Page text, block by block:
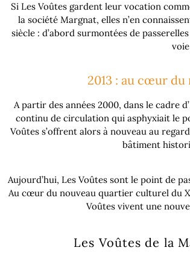
Si Les Voûtes gardent leur vocation
la société Margnat, elles n’en
siècle : d’abord surmontées de
2013 : au cœur
A partir des années 2000, dans le cadre
continu de circulation qui asphyxiait le
Voûtes s’offrent alors à nouveau au
bâtiment
Aujourd’hui, Les Voûtes sont le point de
Au cœur du nouveau quartier culturel du
Voûtes vivent une
Les Voûtes de la